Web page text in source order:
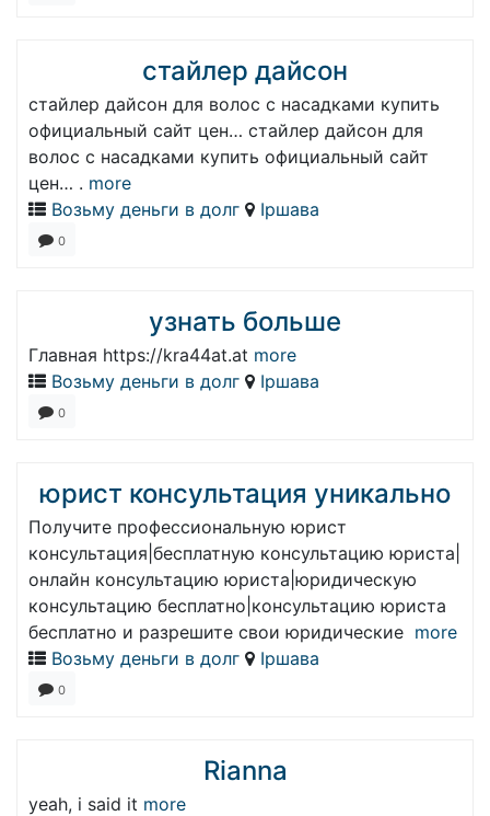
стайлер дайсон
стайлер дайсон для волос с насадками купить
официальный сайт цен… стайлер дайсон для
волос с насадками купить официальный сайт
цен… . more
Возьму деньги в долг
Іршава
0
узнать больше
Главная https://kra44at.at more
Возьму деньги в долг
Іршава
0
юрист консультация уникально
Получите профессиональную юрист
консультация|бесплатную консультацию юриста|
онлайн консультацию юриста|юридическую
консультацию бесплатно|консультацию юриста
бесплатно и разрешите свои юридические more
Возьму деньги в долг
Іршава
0
Rianna
yeah, i said it more